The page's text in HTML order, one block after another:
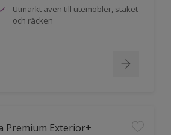
Utmärkt även till utemöbler, staket
och räcken
Premium Exterior+